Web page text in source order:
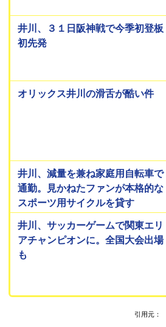
井川、３１日阪神戦で今季初登板
初先発
オリックス井川の滑舌が酷い件
井川、減量を兼ね家庭用自転車で
通勤。見かねたファンが本格的な
スポーツ用サイクルを貸す
井川、サッカーゲームで関東エリ
アチャンピオンに。全国大会出場
も
引用元：